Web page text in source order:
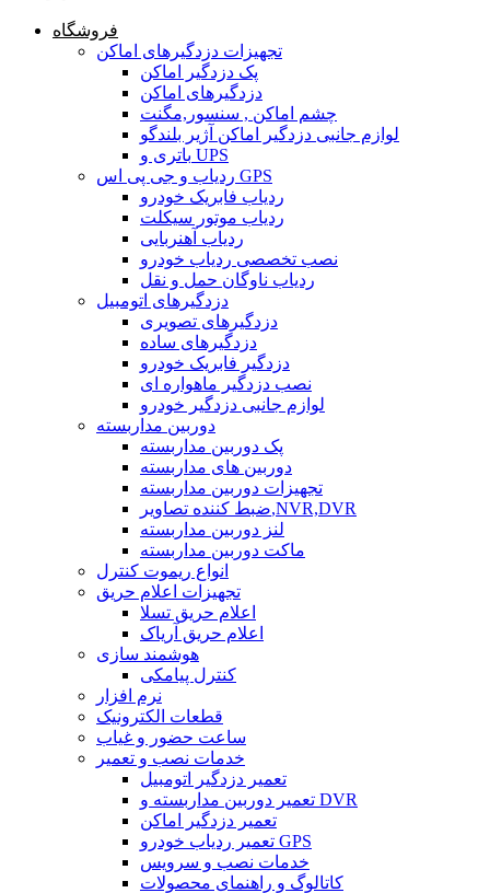
فروشگاه
تجهیزات دزدگیرهای اماکن
پک دزدگیر اماکن
دزدگیرهای اماکن
چشم اماکن , سنسور,مگنت
لوازم جانبی دزدگیر اماکن آژیر بلندگو
باتری و UPS
ردیاب و جی پی اس GPS
ردیاب فابریک خودرو
ردیاب موتور سیکلت
ردیاب آهنربایی
نصب تخصصی ردیاب خودرو
ردیاب ناوگان حمل و نقل
دزدگیرهای اتومبیل
دزدگیرهای تصویری
دزدگیرهای ساده
دزدگیر فابریک خودرو
نصب دزدگیر ماهواره ای
لوازم جانبی دزدگیر خودرو
دوربین مداربسته
پک دوربین مداربسته
دوربین های مداربسته
تجهیزات دوربین مداربسته
ضبط کننده تصاویر,NVR,DVR
لنز دوربین مداربسته
ماکت دوربین مداربسته
انواع ریموت کنترل
تجهیزات اعلام حریق
اعلام حریق تسلا
اعلام حریق آریاک
هوشمند سازی
کنترل پیامکی
نرم افزار
قطعات الکترونیک
ساعت حضور و غیاب
خدمات نصب و تعمیر
تعمیر دزدگیر اتومبیل
تعمیر دوربین مداربسته و DVR
تعمیر دزدگیر اماکن
تعمیر ردیاب خودرو GPS
خدمات نصب و سرویس
کاتالوگ و راهنمای محصولات